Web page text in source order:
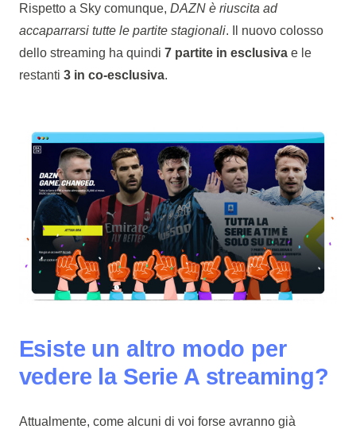
Rispetto a Sky comunque, DAZN è riuscita ad
accaparrarsi tutte le partite stagionali. Il nuovo colosso
dello streaming ha quindi 7 partite in esclusivae le
restanti 3 in co-esclusiva.
Esiste un altro modo per
vedere la Serie A streaming?
Attualmente, come alcuni di voi forse avranno già